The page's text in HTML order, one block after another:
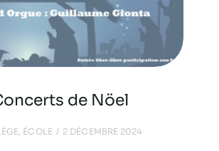
de Nöel
ÉCOLE 2 DÉCEMBRE 2024